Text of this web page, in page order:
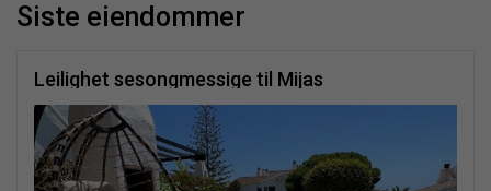
siste eiendommer
Leilighet sesongmessige til Mijas